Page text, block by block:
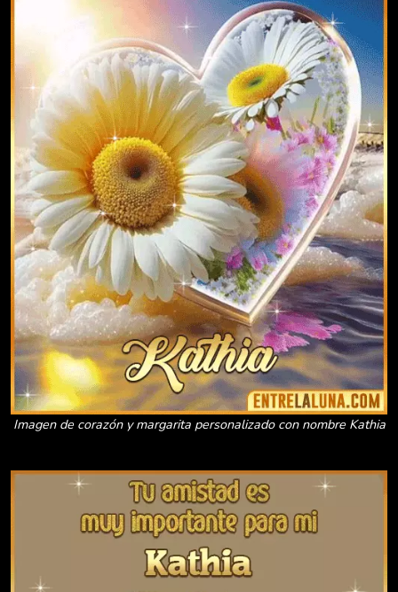
Imagen de corazón y margarita personalizado con nombre Kathia